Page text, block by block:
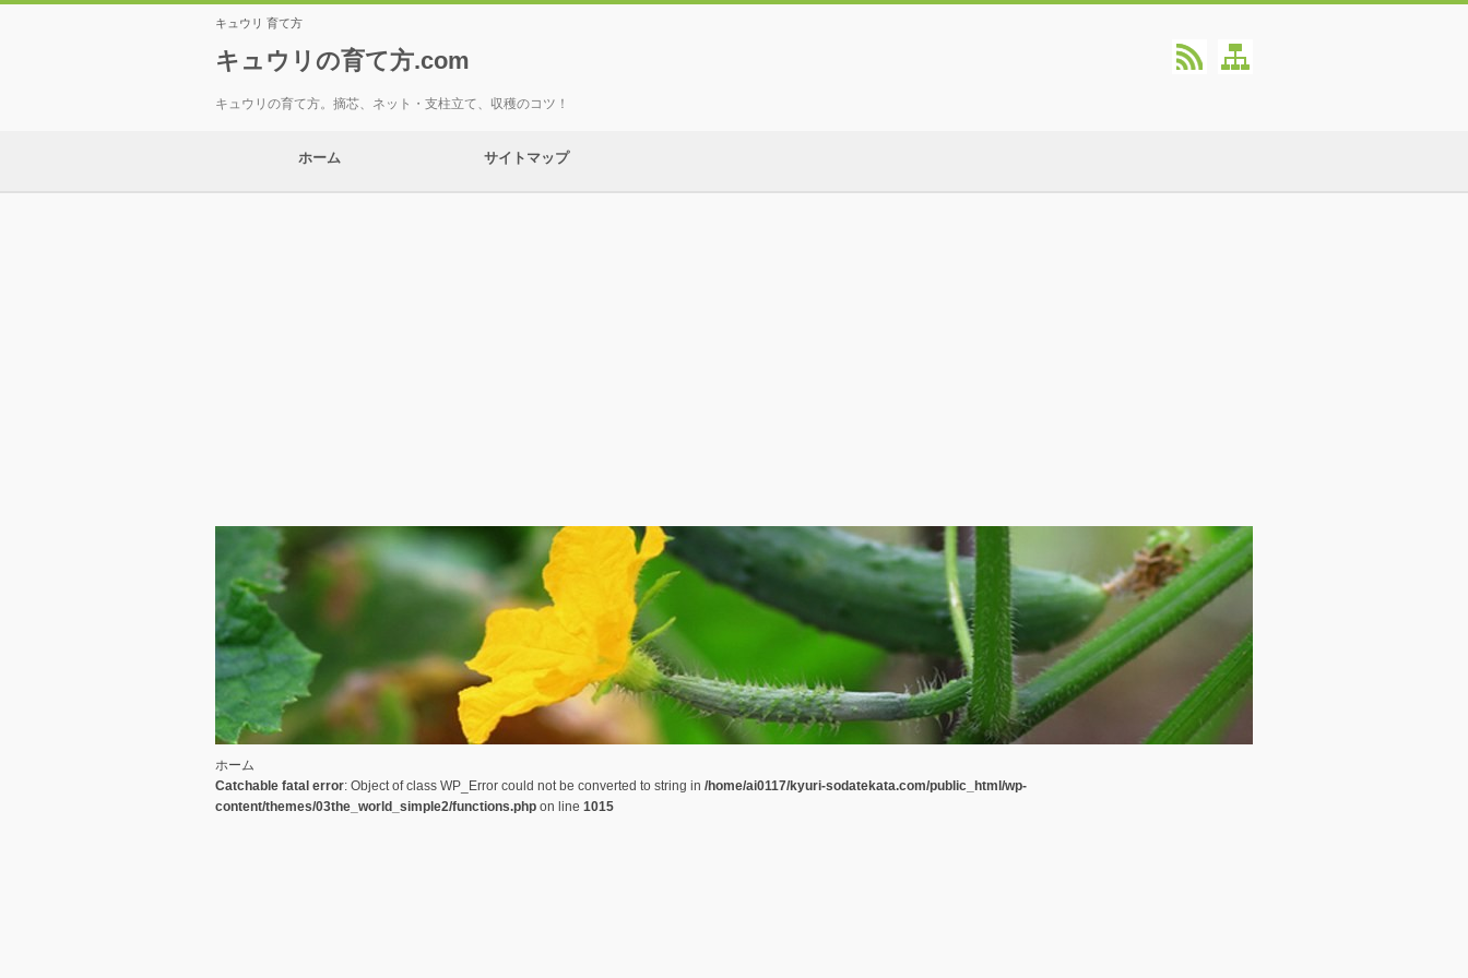
キュウリ 育て方
キュウリの育て方.com
キュウリの育て方。摘芯、ネット・支柱立て、収穫のコツ！
ホーム サイトマップ
ホーム
Catchable fatal error: Object of class WP_Error could not be converted to string in /home/ai0117/kyuri-sodatekata.com/public_html/wp-
content/themes/03the_world_simple2/functions.php on line 1015